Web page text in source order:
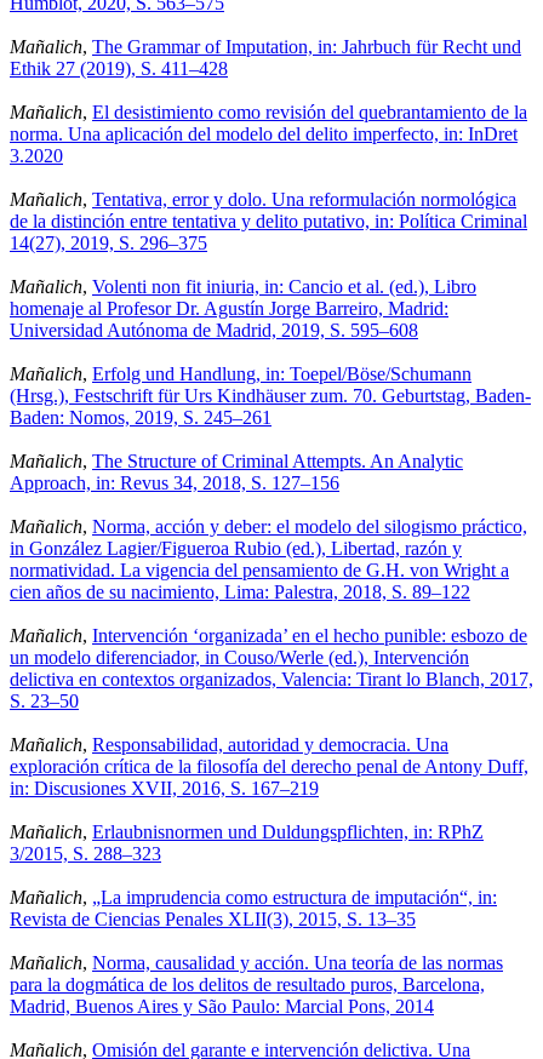
Mañalich, The Grammar of Imputation, in: Jahrbuch für Recht und
Ethik 27 (2019), S. 411–428
Mañalich, El desistimiento como revisión del quebrantamiento de la
norma. Una aplicación del modelo del delito imperfecto, in: InDret
3.2020
Mañalich, Tentativa, error y dolo. Una reformulación normológica
de la distinción entre tentativa y delito putativo, in: Política Criminal
14(27), 2019, S. 296–375
Mañalich, Volenti non fit iniuria, in: Cancio et al. (ed.), Libro
homenaje al Profesor Dr. Agustín Jorge Barreiro, Madrid:
Universidad Autónoma de Madrid, 2019, S. 595–608
Mañalich, Erfolg und Handlung, in: Toepel/Böse/Schumann
(Hrsg.), Festschrift für Urs Kindhäuser zum. 70. Geburtstag, Baden-
Baden: Nomos, 2019, S. 245–261
Mañalich, The Structure of Criminal Attempts. An Analytic
Approach, in: Revus 34, 2018, S. 127–156
Mañalich, Norma, acción y deber: el modelo del silogismo práctico,
in González Lagier/Figueroa Rubio (ed.), Libertad, razón y
normatividad. La vigencia del pensamiento de G.H. von Wright a
cien años de su nacimiento, Lima: Palestra, 2018, S. 89–122
Mañalich, Intervención ‘organizada’ en el hecho punible: esbozo de
un modelo diferenciador, in Couso/Werle (ed.), Intervención
delictiva en contextos organizados, Valencia: Tirant lo Blanch, 2017,
S. 23–50
Mañalich, Responsabilidad, autoridad y democracia. Una
exploración crítica de la filosofía del derecho penal de Antony Duff,
in: Discusiones XVII, 2016, S. 167–219
Mañalich, Erlaubnisnormen und Duldungspflichten, in: RPhZ
3/2015, S. 288–323
Mañalich, „La imprudencia como estructura de imputación“, in:
Revista de Ciencias Penales XLII(3), 2015, S. 13–35
Mañalich, Norma, causalidad y acción. Una teoría de las normas
para la dogmática de los delitos de resultado puros, Barcelona,
Madrid, Buenos Aires y São Paulo: Marcial Pons, 2014
Mañalich, Omisión del garante e intervención delictiva. Una